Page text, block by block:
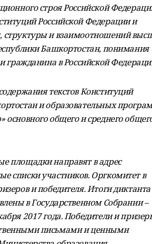
строя Российской
Российской Федерации и
структуры и взаимоотношений
Башкортостан, понимания
гражданина в Российской
текстов Конституций
и образовательных
общего и среднего
площадки направят в адрес
списки участников. Оргкомитет в
и победителя. Итоги
в Государственном Собрании –
2017 года. Победители и
письмами и ценными